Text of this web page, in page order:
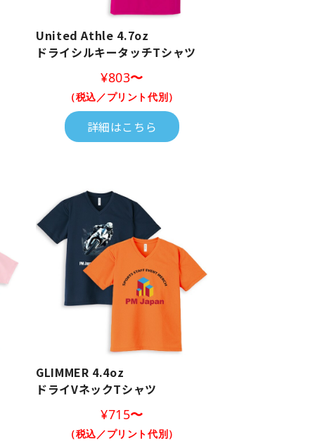
United Athle 4.7oz
ドライシルキータッチTシャツ
¥803〜
（税込／プリント代別）
詳細はこちら
GLIMMER 4.4oz
ドライVネックTシャツ
¥715〜
（税込／プリント代別）